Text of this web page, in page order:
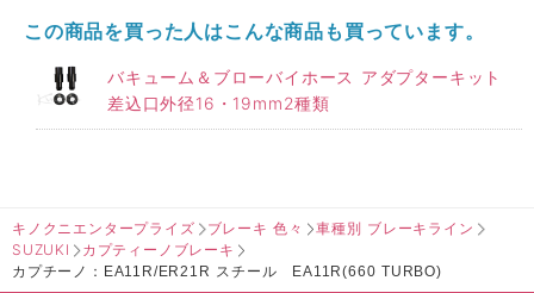
この商品を買った人はこんな商品も買っています。
バキューム＆ブローバイホース アダプターキット
差込口外径16・19mm2種類
キノクニエンタープライズ ブレーキ 色々
車種別 ブレーキライン
SUZUKI
カプティーノブレーキ
カプチーノ：EA11R/ER21R スチール EA11R(660 TURBO)